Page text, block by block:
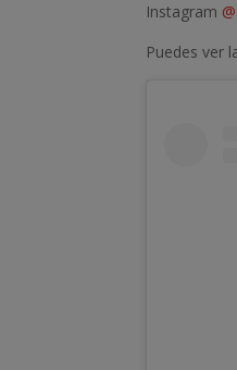
Instagram
Puedes ver